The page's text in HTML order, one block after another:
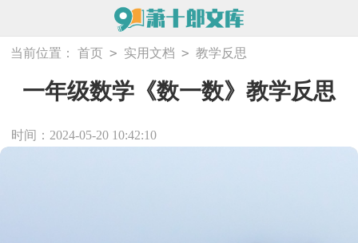
当前位置： 首页 > 实用文档 > 教学反思
一年级数学《数一数》教学反思
时间：2024-05-20 10:42:10